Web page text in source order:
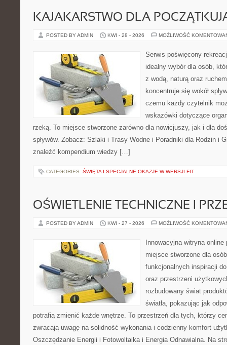
KAJAKARSTWO DLA
POSTED BY ADMIN KWI - 28 - 2026 MOŻLIWOŚĆ
Serwis poświęcony
idealny wybór dla osób,
z wodą, naturą oraz
koncentruje się wokół
czemu każdy czytelnik
wskazówki dotyczące
rzeką. To miejsce stworzone zarówno dla nowicjuszy, jak i dla
spływów. Zobacz: Szlaki i Trasy Wodne i Poradniki dla Rodzin i
znaleźć kompendium wiedzy […]
CATEGORIES: ŚWIĘTA I SPECJALNE OKAZJE W WERSJI FIT
OŚWIETLENIE TECHNICZNE I
POSTED BY ADMIN KWI - 27 - 2026 MOŻLIWOŚĆ
Innowacyjna witryna
miejsce stworzone dla
funkcjonalnych inspiracji
oraz przestrzeni
rozbudowany świat
światła, pokazując jak
potrafią zmienić każde wnętrze. To przestrzeń dla tych, którzy
zwracają uwagę na solidność wykonania i codzienny komfort
Oszczędzanie Energii i Fotowoltaika i Energia Odnawialna. Na